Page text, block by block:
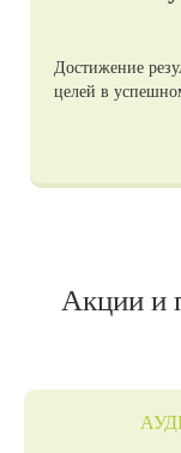
Достижение
целей в
Акции и